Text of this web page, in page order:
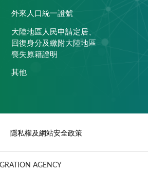
外來人口統一證號
大陸地區人民申請定居、
回復身分及繳附大陸地區
喪失原籍證明
其他
隱私權及網站安全政策
AGENCY